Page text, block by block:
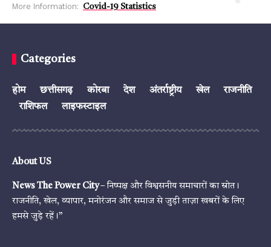
More Information: Covid-19 Statistics
Categories
होम छत्तीसगढ़ कोरबा देश अंतर्राष्ट्रीय खेल
राजनीति
राशिफल
लाइफस्टाइल
About US
News The Power City– निष्पक्ष और विश्वसनीय समाचारों का स्रोत।
राजनीति, खेल, व्यापार, मनोरंजन और समाज से जुड़ी ताज़ा खबरों के लिए
हमसे जुड़े रहें।”